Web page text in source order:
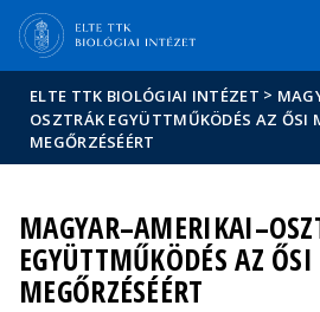
ELTE TTK BIOLÓGIAI INTÉZET >
OSZTRÁK EGYÜTTMŰKÖDÉS AZ ŐSI
MEGŐRZÉSÉÉRT
EGYÜTTMŰKÖDÉS AZ
MEGŐRZÉSÉÉRT